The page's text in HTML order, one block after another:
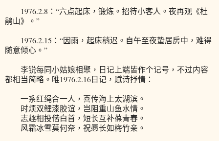
1976.2.8：“六点起床，锻炼。招待小客人。夜再观《杜
鹃山》。”
1976.2.15：“因雨，起床稍迟。自午至夜蛰居房中，难得
随意倾心。”
李锐每同小姑娘相聚，日记上端皆作个记号，不过内容
都相当简略。唯1976.2.16日记，赋诗抒情：
一系红绳合一人，喜传海上太湖滨。
时烦双鲤漆胶谊，岂阻重山鱼水情。
志趣相投偕白首，短长互补葆青春。
风霜冰雪莫何奈，祝愿长如梅竹亲。